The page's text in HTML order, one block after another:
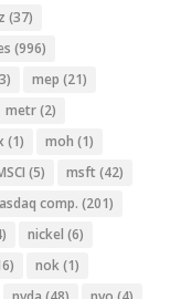
(37)
(996)
mep (21)
metr(2)
(1) moh (1)
(5) msft (42)
comp. (201)
nickel (6)
nok(1)